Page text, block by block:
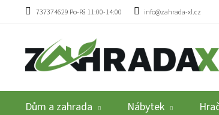
Přejít na obsah
737374629 Po-Pá 11:00-14:00 info@zahrada-xl.cz
Dům a zahrada Nábytek